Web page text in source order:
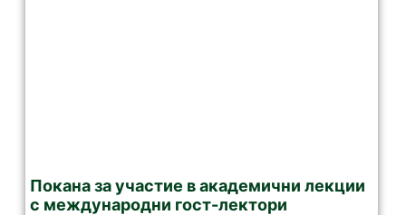
Покана за участие в академични лекции
с международни гост-лектори